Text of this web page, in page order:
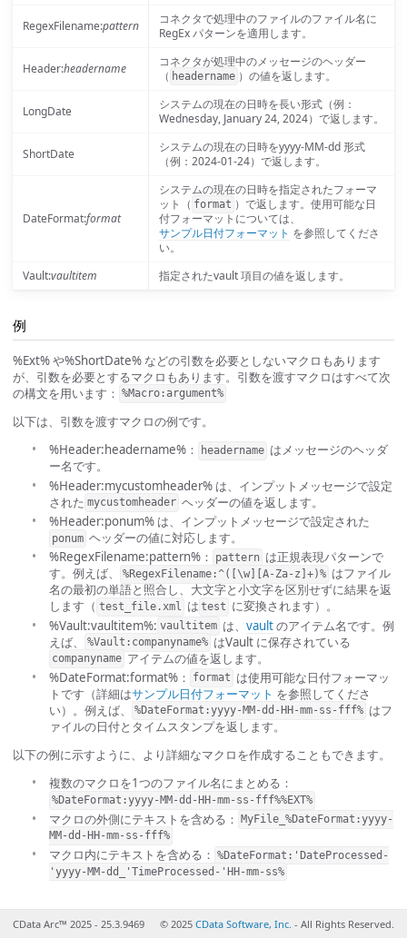
RegexFilename:pattern
コネクタで処理中のファイルのファイル名に
RegEx パターンを適用します。
Header:headername
コネクタが処理中のメッセージのヘッダー
（ headername ）の値を返します。
LongDate
システムの現在の日時を長い形式（例：
Wednesday, January 24, 2024）で返します。
ShortDate
システムの現在の日時をyyyy-MM-dd 形式
（例：2024-01-24）で返します。
DateFormat:format
システムの現在の日時を指定されたフォーマ
ット（ format ）で返します。使用可能な日
付フォーマットについては、
サンプル日付フォーマット を参照してくださ
い。
Vault:vaultitem 指定されたvault 項目の値を返します。
例
%Ext% や%ShortDate% などの引数を必要としないマクロもあります
が、引数を必要とするマクロもあります。引数を渡すマクロはすべて次
の構文を用います： %Macro:argument%
以下は、引数を渡すマクロの例です。
%Header:headername%：
headername はメッセージのヘッダ
ー名です。
%Header:mycustomheader% は、インプットメッセージで設定
された mycustomheader ヘッダーの値を返します。
%Header:ponum% は、インプットメッセージで設定された
ponum ヘッダーの値に対応します。
%RegexFilename:pattern%：
pattern は正規表現パターンで
す。例えば、
%RegexFilename:^([\w][A-Za-z]+)% はファイル
名の最初の単語と照合し、大文字と小文字を区別せずに結果を返
します（ test_file.xml は test に変換されます）。
%Vault:vaultitem%: vaultitem は、 vaultのアイテム名です。例
えば、
%Vault:companyname% はVault に保存されている
companyname アイテムの値を返します。
%DateFormat:format%：
format は使用可能な日付フォーマッ
トです（詳細はサンプル日付フォーマット を参照してくださ
い）。例えば、
%DateFormat:yyyy-MM-dd-HH-mm-ss-fff% はフ
ァイルの日付とタイムスタンプを返します。
以下の例に示すように、より詳細なマクロを作成することもできます。
複数のマクロを1つのファイル名にまとめる：
%DateFormat:yyyy-MM-dd-HH-mm-ss-fff%%EXT%
マクロの外側にテキストを含める：
MyFile_%DateFormat:yyyy-
MM-dd-HH-mm-ss-fff%
マクロ内にテキストを含める： %DateFormat:'DateProcessed-
'yyyy-MM-dd_'TimeProcessed-'HH-mm-ss%
CData Arc™ 2025 - 25.3.9469 © 2025 CData Software, Inc. - All Rights Reserved.